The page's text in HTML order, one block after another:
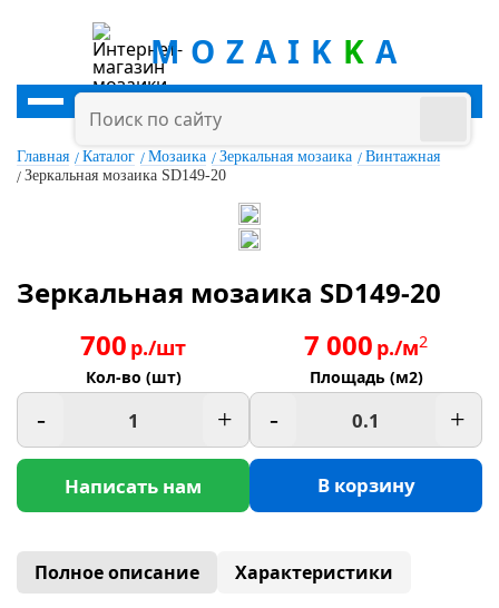
MOZAIK K A
Главная Каталог Мозаика Зеркальная мозаика
Винтажная
Зеркальная мозаика SD149-20
Зеркальная мозаика SD149-20
700 р./шт
Кол-во (шт)
- +
Написать нам
7 000 р./м2
Площадь (м2)
- +
В корзину
Полное описание
Характеристики